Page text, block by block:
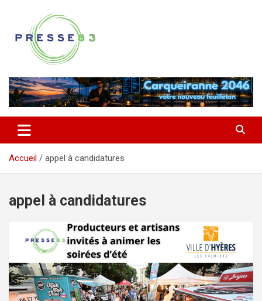
contenu
Presse 83
Accueil appel à candidatures
appel à candidatures